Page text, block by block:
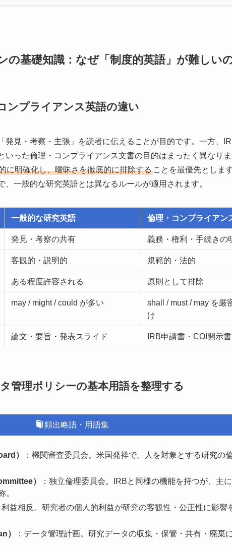
の基礎知識：なぜ「制度的英語」が難しい
ンプライアンス英語の違い
発見・考察・主張」を読者に伝えることが目的です。一方、
いった倫理・コンプライアンス文書の目的はまったく異なり
に明確化し、曖昧さを徹底的に排除する ことを最優先としま
一般的な研究英語とは異なるルールが適用されます。
一般的な研究英語 倫理・コンプライアン
発見・考察の共有 義務・権利・手続きの
客観的・説明的 規範的・法的
ある程度許容される 原則として排除
may / might / could が多い
shall / must / may を厳
け
論文・要旨・発表スライド IRB申請書・COI開示
管理ポリシーの基本用語を整理する
頻出略語・用語集
）
：機関審査委員会。米国発祥で、人を対象とする研究の
）
：独立倫理委員会。IRBと同様の機能を持つが、主
。
利益相反。研究者の個人的利益が研究の客観性・公正性に影響
）
：データ管理計画。研究データの収集・保管・共有・廃棄